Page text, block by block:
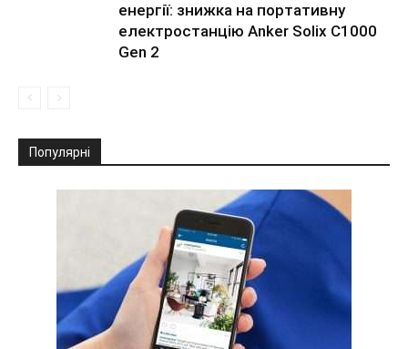
енергії: знижка на портативну
електростанцію Anker Solix C1000
Gen 2
Популярні